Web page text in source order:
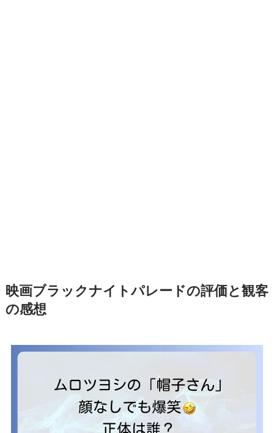
映画ブラックナイトパレードの評価と観客
の感想